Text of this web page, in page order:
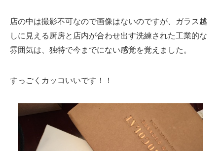
店の中は撮影不可なので画像はないのですが、ガラス越
しに見える厨房と店内が合わせ出す洗練された工業的な
雰囲気は、独特で今までにない感覚を覚えました。
すっごくカッコいいです！！